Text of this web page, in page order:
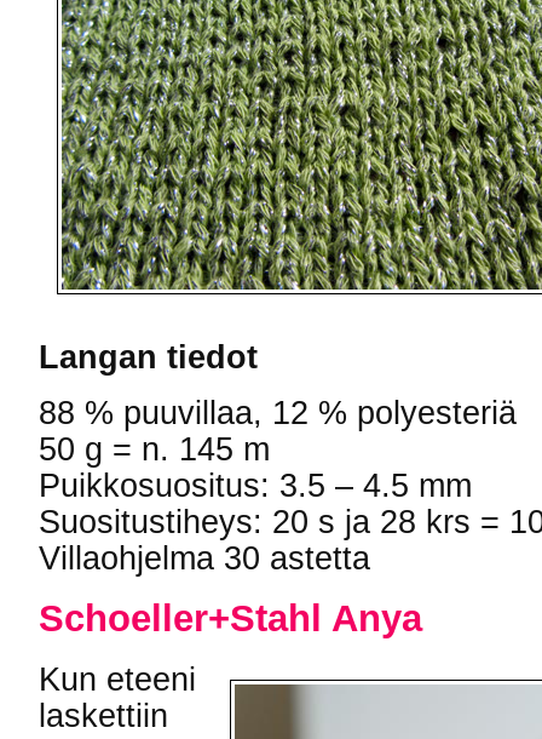
Langan tiedot
88 % puuvillaa, 12 % polyesteriä
50 g = n. 145 m
Puikkosuositus: 3.5 – 4.5 mm
Suositustiheys: 20 s ja 28 krs =
Villaohjelma 30 astetta
Schoeller+Stahl Anya
Kun eteeni
laskettiin